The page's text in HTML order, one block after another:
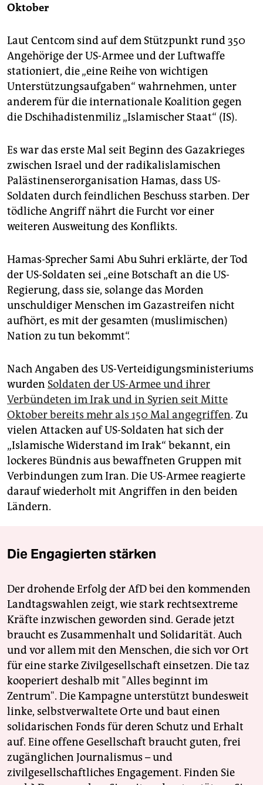
Oktober
Laut Centcom sind auf dem Stützpunkt rund 350
Angehörige der US-Armee und der Luftwaffe
stationiert, die „eine Reihe von wichtigen
Unterstützungsaufgaben“ wahrnehmen, unter
anderem für die internationale Koalition gegen
die Dschihadistenmiliz „Islamischer Staat“ (IS).
Es war das erste Mal seit Beginn des Gazakrieges
zwischen Israel und der radikalislamischen
Palästinenserorganisation Hamas, dass US-
Soldaten durch feindlichen Beschuss starben. Der
tödliche Angriff nährt die Furcht vor einer
weiteren Ausweitung des Konflikts.
Hamas-Sprecher Sami Abu Suhri erklärte, der Tod
der US-Soldaten sei „eine Botschaft an die US-
Regierung, dass sie, solange das Morden
unschuldiger Menschen im Gazastreifen nicht
aufhört, es mit der gesamten (muslimischen)
Nation zu tun bekommt“.
Nach Angaben des US-Verteidigungsministeriums
wurden Soldaten der US-Armee und ihrer
Verbündeten im Irak und in Syrien seit Mitte
Oktober bereits mehr als 150 Mal angegriffen. Zu
vielen Attacken auf US-Soldaten hat sich der
„Islamische Widerstand im Irak“ bekannt, ein
lockeres Bündnis aus bewaffneten Gruppen mit
Verbindungen zum Iran. Die US-Armee reagierte
darauf wiederholt mit Angriffen in den beiden
Ländern.
Die Engagierten stärken
Der drohende Erfolg der AfD bei den kommenden
Landtagswahlen zeigt, wie stark rechtsextreme
Kräfte inzwischen geworden sind. Gerade jetzt
braucht es Zusammenhalt und Solidarität. Auch
und vor allem mit den Menschen, die sich vor Ort
für eine starke Zivilgesellschaft einsetzen. Die taz
kooperiert deshalb mit "Alles beginnt im
Zentrum". Die Kampagne unterstützt bundesweit
linke, selbstverwaltete Orte und baut einen
solidarischen Fonds für deren Schutz und Erhalt
auf. Eine offene Gesellschaft braucht guten, frei
zugänglichen Journalismus – und
zivilgesellschaftliches Engagement. Finden Sie